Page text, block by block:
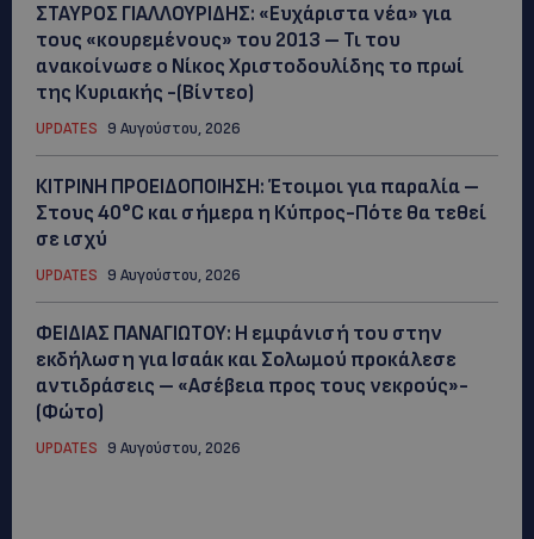
ΣΤΑΥΡΟΣ ΓΙΑΛΛΟΥΡΙΔΗΣ: «Ευχάριστα νέα» για
τους «κουρεμένους» του 2013 – Τι του
ανακοίνωσε ο Νίκος Χριστοδουλίδης το πρωί
της Κυριακής -(Βίντεο)
UPDATES 9 Αυγούστου, 2026
ΚΙΤΡΙΝΗ ΠΡΟΕΙΔΟΠΟΙΗΣΗ: Έτοιμοι για παραλία –
Στους 40°C και σήμερα η Κύπρος-Πότε θα τεθεί
σε ισχύ
UPDATES 9 Αυγούστου, 2026
ΦΕΙΔΙΑΣ ΠΑΝΑΓΙΩΤΟΥ: Η εμφάνισή του στην
εκδήλωση για Ισαάκ και Σολωμού προκάλεσε
αντιδράσεις – «Ασέβεια προς τους νεκρούς»-
(Φώτο)
UPDATES 9 Αυγούστου, 2026